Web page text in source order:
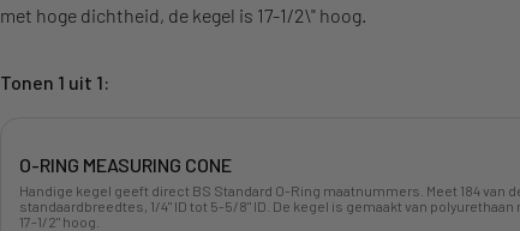
met hoge dichtheid, de kegel is 17-1/2\" hoog.
Tonen 1 uit 1:
O-RING MEASURING CONE
Handige kegel geeft direct BS Standard O-Ring maatnummers. Meet 184 van
standaardbreedtes, 1/4" ID tot 5-5/8" ID. De kegel is gemaakt van
17-1/2" hoog.